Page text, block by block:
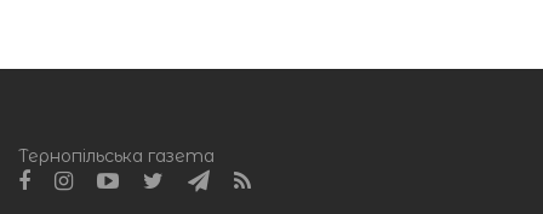
Тернопільська газета